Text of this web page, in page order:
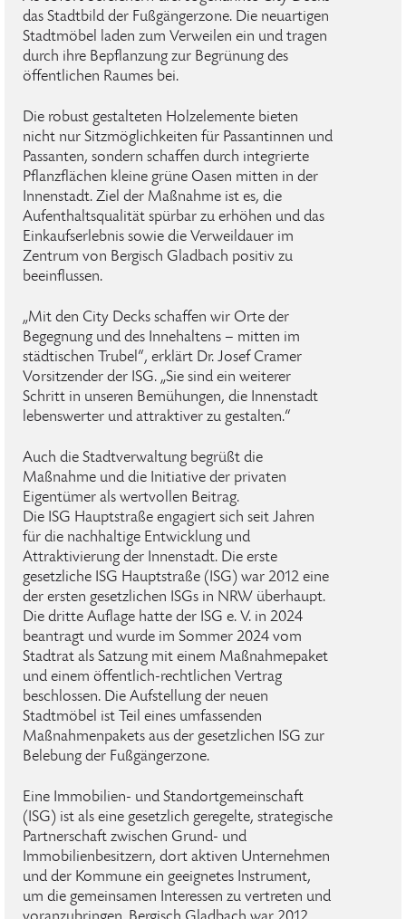
das Stadtbild der Fußgängerzone. Die neuartigen
Stadtmöbel laden zum Verweilen ein und tragen
durch ihre Bepflanzung zur Begrünung des
öffentlichen Raumes bei.
Die robust gestalteten Holzelemente bieten
nicht nur Sitzmöglichkeiten für Passantinnen und
Passanten, sondern schaffen durch integrierte
Pflanzflächen kleine grüne Oasen mitten in der
Innenstadt. Ziel der Maßnahme ist es, die
Aufenthaltsqualität spürbar zu erhöhen und das
Einkaufserlebnis sowie die Verweildauer im
Zentrum von Bergisch Gladbach positiv zu
beeinflussen.
„Mit den City Decks schaffen wir Orte der
Begegnung und des Innehaltens – mitten im
städtischen Trubel“, erklärt Dr. Josef Cramer
Vorsitzender der ISG. „Sie sind ein weiterer
Schritt in unseren Bemühungen, die Innenstadt
lebenswerter und attraktiver zu gestalten.“
Auch die Stadtverwaltung begrüßt die
Maßnahme und die Initiative der privaten
Eigentümer als wertvollen Beitrag.
Die ISG Hauptstraße engagiert sich seit Jahren
für die nachhaltige Entwicklung und
Attraktivierung der Innenstadt. Die erste
gesetzliche ISG Hauptstraße (ISG) war 2012 eine
der ersten gesetzlichen ISGs in NRW überhaupt.
Die dritte Auflage hatte der ISG e. V. in 2024
beantragt und wurde im Sommer 2024 vom
Stadtrat als Satzung mit einem Maßnahmepaket
und einem öffentlich-rechtlichen Vertrag
beschlossen. Die Aufstellung der neuen
Stadtmöbel ist Teil eines umfassenden
Maßnahmenpakets aus der gesetzlichen ISG zur
Belebung der Fußgängerzone.
Eine Immobilien- und Standortgemeinschaft
(ISG) ist als eine gesetzlich geregelte, strategische
Partnerschaft zwischen Grund- und
Immobilienbesitzern, dort aktiven Unternehmen
und der Kommune ein geeignetes Instrument,
um die gemeinsamen Interessen zu vertreten und